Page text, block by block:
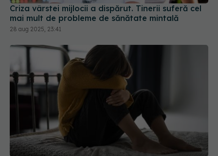
Criza vârstei mijlocii a dispărut. Tinerii suferă cel
mai mult de probleme de sănătate mintală
28 aug 2025, 23:41